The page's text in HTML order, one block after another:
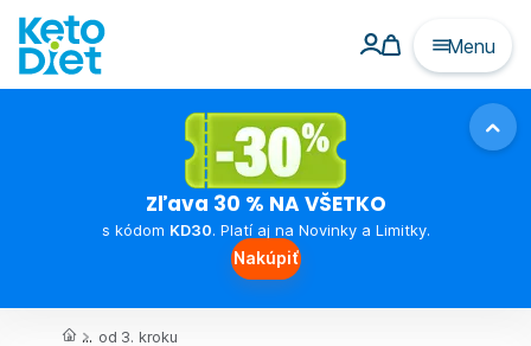
Menu
Zľava 30 % NA VŠETKO
s kódom KD30. Platí aj na Novinky a Limitky.
Nakúpiť
... od 3. kroku